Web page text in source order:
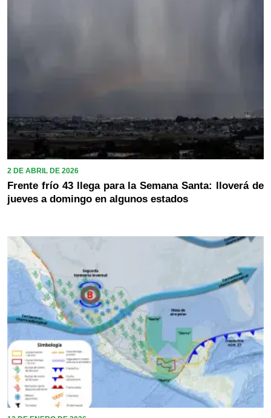
2 DE ABRIL DE 2026
Frente frío 43 llega para la Semana Santa: lloverá de
jueves a domingo en algunos estados